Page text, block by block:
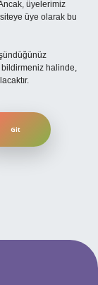
üyelerimiz
üye olarak bu
halinde,